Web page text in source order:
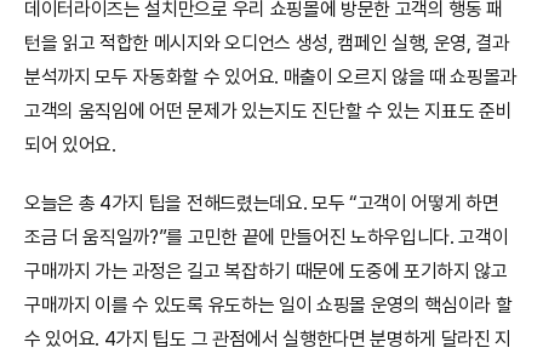
데이터라이즈는 설치만으로 우리 쇼핑몰에 방문한 고객의 행동 패
턴을 읽고 적합한 메시지와 오디언스 생성, 캠페인 실행, 운영, 결과
분석까지 모두 자동화할 수 있어요. 매출이 오르지 않을 때 쇼핑몰과
고객의 움직임에 어떤 문제가 있는지도 진단할 수 있는 지표도 준비
되어 있어요.
오늘은 총 4가지 팁을 전해드렸는데요. 모두 “고객이 어떻게 하면
조금 더 움직일까?”를 고민한 끝에 만들어진 노하우입니다. 고객이
구매까지 가는 과정은 길고 복잡하기 때문에 도중에 포기하지 않고
구매까지 이를 수 있도록 유도하는 일이 쇼핑몰 운영의 핵심이라 할
수 있어요. 4가지 팁도 그 관점에서 실행한다면 분명하게 달라진 지